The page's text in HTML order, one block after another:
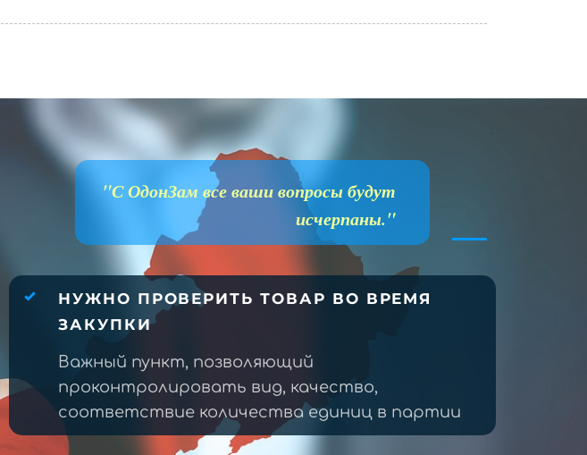
"С ОдонЗам все ваши вопросы будут
исчерпаны."
НУЖНО ПРОВЕРИТЬ ТОВАР ВО ВРЕМЯ
ЗАКУПКИ
Важный пункт, позволяющий
проконтролировать вид, качество,
соответствие количества единиц в партии